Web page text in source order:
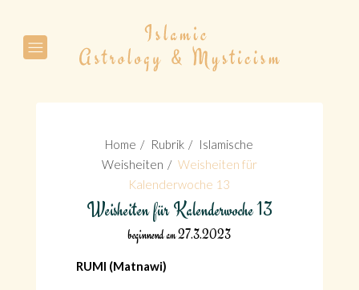
Home Rubrik
Islamische
Weisheiten
Weisheiten für
Kalenderwoche 13
Weisheiten für Kalenderwoche 13
beginnend am 27.3.2023
RUMI (Matnawi)